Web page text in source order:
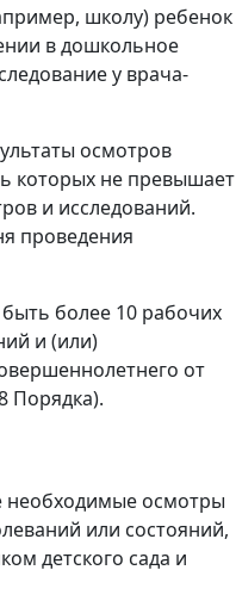
школу) ребенок
в дошкольное
у врача-
осмотров
которых не превышает
и исследований.
проведения
более 10 рабочих
и (или)
от
Порядка).
необходимые осмотры
или состояний,
детского сада и